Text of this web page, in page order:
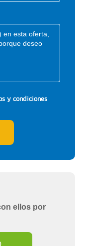
y condiciones
ellos por